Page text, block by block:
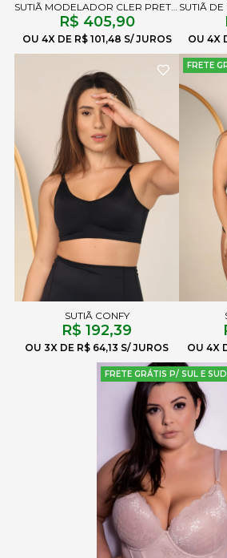
SUTIÃ MODELADOR CLER PRETO
R$ 405,90
4X R$ 101,48 4X
SUTIÃ CONFY
R$ 192,39
3X R$ 64,13
FRETE
4X
FRETE GRÁTIS P/ SUL E